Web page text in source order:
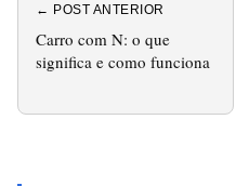
← POST ANTERIOR
Carro com N: o que
significa e como funciona